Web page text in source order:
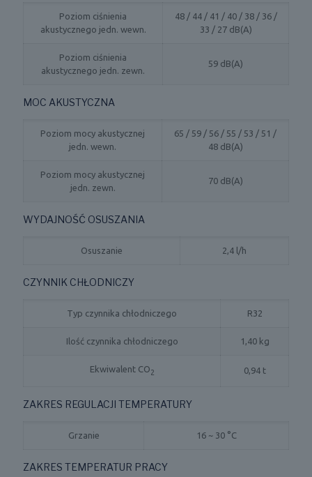
Poziom ciśnienia
akustycznego jedn. wewn.
48 / 44 / 41 / 40 / 38 / 36 /
33 / 27 dB(A)
Poziom ciśnienia
akustycznego jedn. zewn.
59 dB(A)
MOC AKUSTYCZNA
Poziom mocy akustycznej
jedn. wewn.
65 / 59 / 56 / 55 / 53 / 51 /
48 dB(A)
Poziom mocy akustycznej
jedn. zewn.
70 dB(A)
WYDAJNOŚĆ OSUSZANIA
Osuszanie 2,4 l/h
CZYNNIK CHŁODNICZY
Typ czynnika chłodniczego R32
Ilość czynnika chłodniczego 1,40 kg
Ekwiwalent CO2 0,94 t
ZAKRES REGULACJI TEMPERATURY
Grzanie 16 ~ 30 °C
ZAKRES TEMPERATUR PRACY